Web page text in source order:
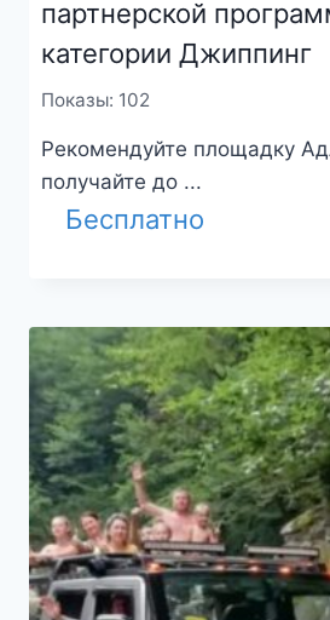
партнерской
категории Джиппинг
Показы: 102
Рекомендуйте площадку
получайте до ...
Бесплатно